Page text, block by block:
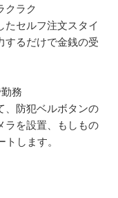
クラク
たセルフ注文スタイ
するだけで金銭の受
務
、防犯ベルボタンの
ラを設置、もしもの
します。